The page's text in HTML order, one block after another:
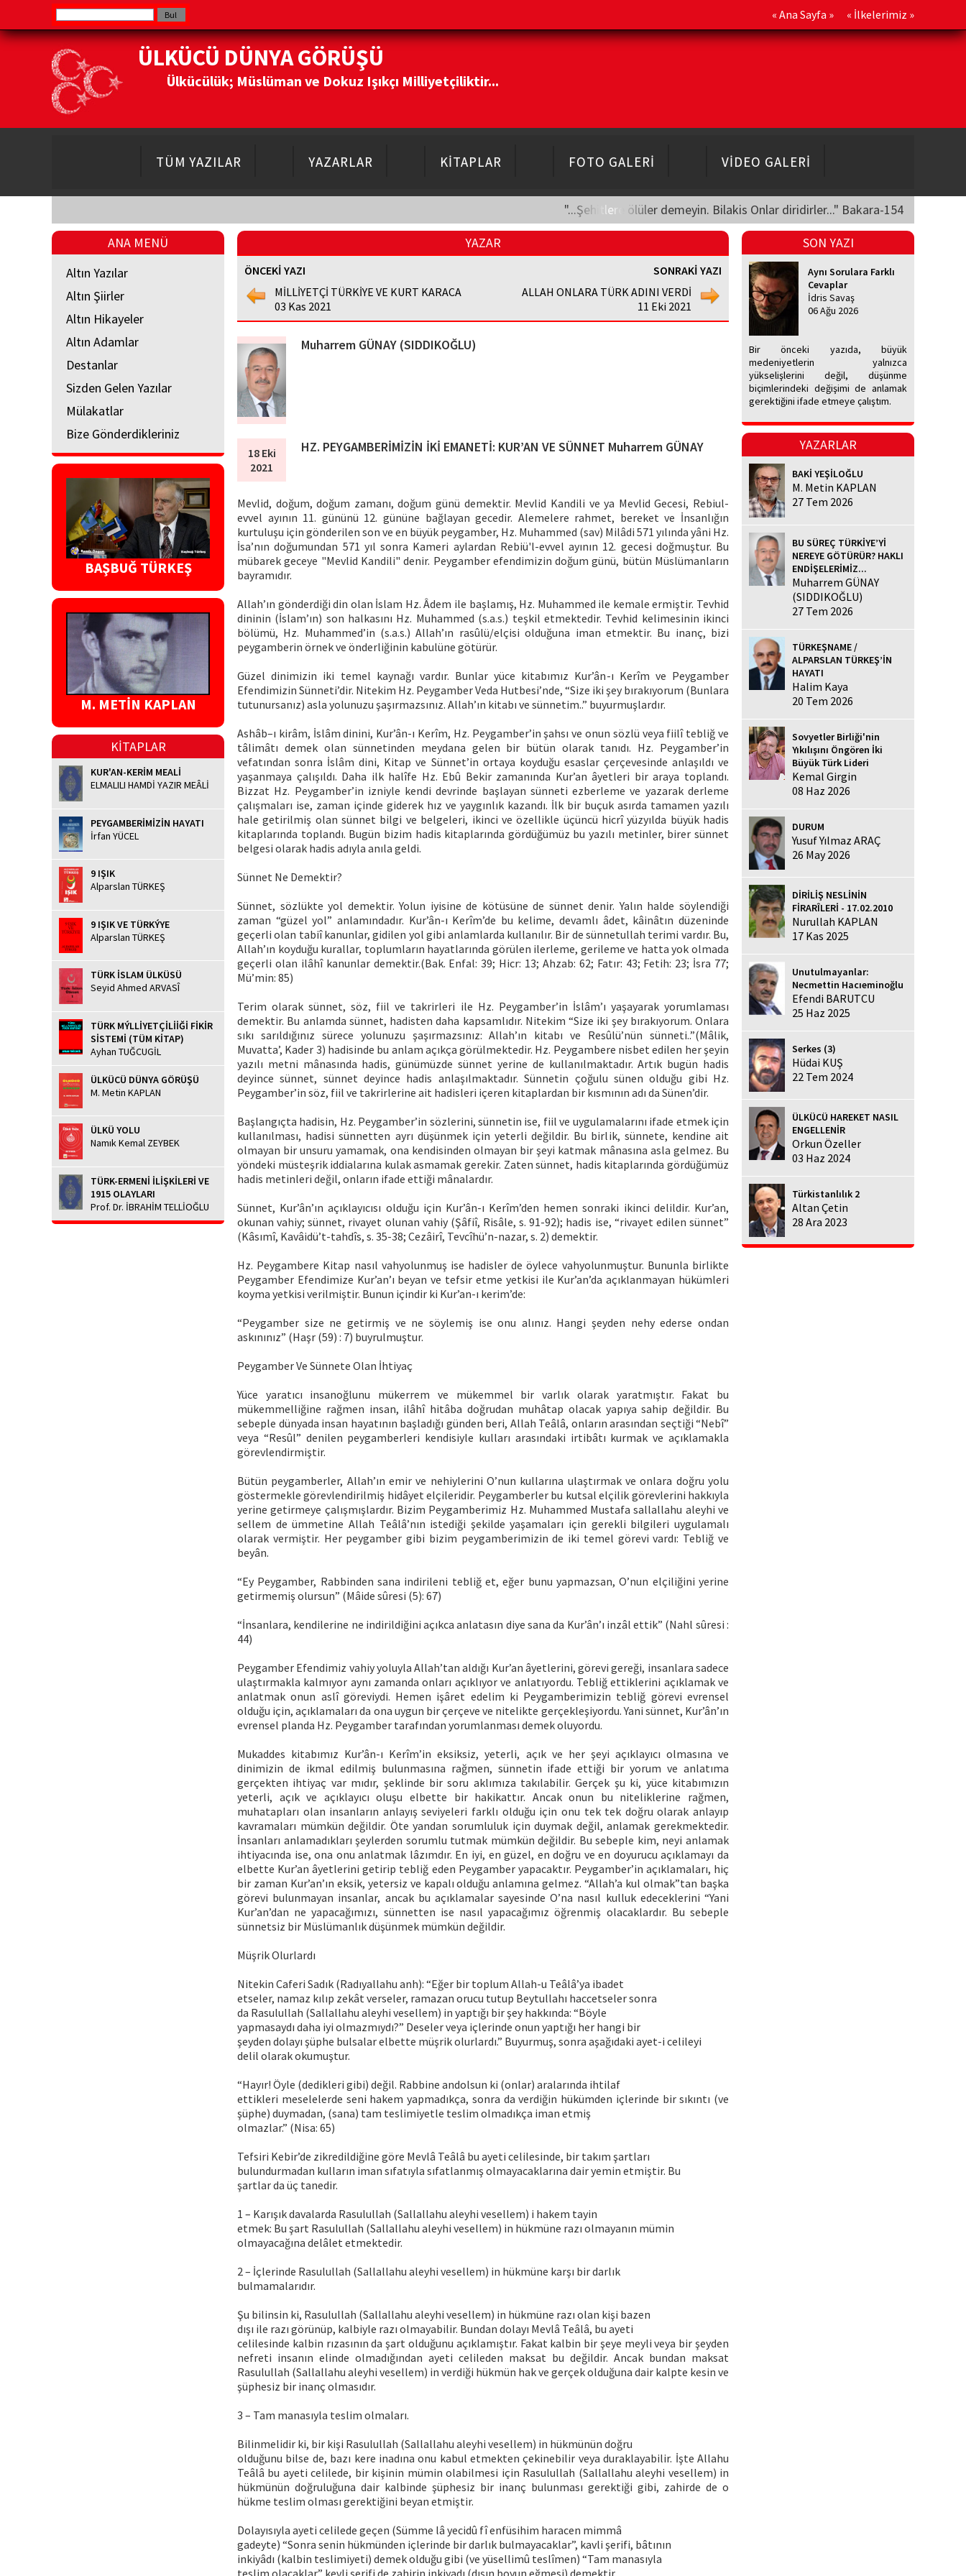
« Ana Sayfa » « İlkelerimiz »
ÜLKÜCÜ DÜNYA GÖRÜŞÜ
Ülkücülük; Müslüman ve Dokuz Işıkçı Milliyetçiliktir...
TÜM YAZILAR YAZARLAR KİTAPLAR FOTO GALERİ VİDEO GALERİ
"...Şehitlere ölüler demeyin. Bilakis Onlar diridirler..." Bakara-154
ANA MENÜ
Altın Yazılar
Altın Şiirler
Altın Hikayeler
Altın Adamlar
Destanlar
Sizden Gelen Yazılar
Mülakatlar
Bize Gönderdikleriniz
BAŞBUĞ TÜRKEŞ
M. METİN KAPLAN
KİTAPLAR
KUR'AN-KERİM MEALİ
ELMALILI HAMDİ YAZIR MEÂLİ
PEYGAMBERİMİZİN HAYATI
İrfan YÜCEL
9 IŞIK
Alparslan TÜRKEŞ
9 IŞIK VE TÜRKÝYE
Alparslan TÜRKEŞ
TÜRK İSLAM ÜLKÜSÜ
Seyid Ahmed ARVASÎ
TÜRK MÝLLİYETÇİLİİĞİ FİKİR
SİSTEMİ (TÜM KİTAP)
Ayhan TUĞCUGİL
ÜLKÜCÜ DÜNYA GÖRÜŞÜ
M. Metin KAPLAN
ÜLKÜ YOLU
Namık Kemal ZEYBEK
TÜRK-ERMENİ İLİŞKİLERİ VE
1915 OLAYLARI
Prof. Dr. İBRAHİM TELLİOĞLU
YAZAR
ÖNCEKİ YAZI
MİLLİYETÇİ TÜRKİYE VE KURT KARACA
03 Kas 2021
SONRAKİ YAZI
ALLAH ONLARA TÜRK ADINI VERDİ
11 Eki 2021
Muharrem GÜNAY (SIDDIKOĞLU)
18 Eki
2021
HZ. PEYGAMBERİMİZİN İKİ EMANETİ: KUR’AN VE SÜNNET Muharrem GÜNAY
Mevlid, doğum, doğum zamanı, doğum günü demektir. Mevlid Kandili ve ya Mevlid Gecesi, Rebiul-
evvel ayının 11. gününü 12. gününe bağlayan gecedir. Alemelere rahmet, bereket ve İnsanlığın
kurtuluşu için gönderilen son ve en büyük peygamber, Hz. Muhammed (sav) Milâdi 571 yılında yâni Hz.
İsa’nın doğumundan 571 yıl sonra Kameri aylardan Rebiü'l-evvel ayının 12. gecesi doğmuştur. Bu
mübarek geceye "Mevlid Kandili" denir. Peygamber efendimizin doğum günü, bütün Müslümanların
bayramıdır.
Allah’ın gönderdiği din olan İslam Hz. Âdem ile başlamış, Hz. Muhammed ile kemale ermiştir. Tevhid
dininin (İslam’ın) son halkasını Hz. Muhammed (s.a.s.) teşkil etmektedir. Tevhid kelimesinin ikinci
bölümü, Hz. Muhammed’in (s.a.s.) Allah’ın rasûlü/elçisi olduğuna iman etmektir. Bu inanç, bizi
peygamberin örnek ve önderliğinin kabulüne götürür.
Güzel dinimizin iki temel kaynağı vardır. Bunlar yüce kitabımız Kur’ân-ı Kerîm ve Peygamber
Efendimizin Sünneti’dir. Nitekim Hz. Peygamber Veda Hutbesi’nde, “Size iki şey bırakıyorum (Bunlara
tutunursanız) asla yolunuzu şaşırmazsınız. Allah’ın kitabı ve sünnetim..” buyurmuşlardır.
Ashâb–ı kirâm, İslâm dinini, Kur’ân-ı Kerîm, Hz. Peygamber’in şahsı ve onun sözlü veya fiilî tebliğ ve
tâlimâtı demek olan sünnetinden meydana gelen bir bütün olarak tanıdı. Hz. Peygamber’in
vefatından sonra İslâm dini, Kitap ve Sünnet’in ortaya koyduğu esaslar çerçevesinde anlaşıldı ve
yaşanmaya çalışıldı. Daha ilk halîfe Hz. Ebû Bekir zamanında Kur’an âyetleri bir araya toplandı.
Bizzat Hz. Peygamber’in izniyle kendi devrinde başlayan sünneti ezberleme ve yazarak derleme
çalışmaları ise, zaman içinde giderek hız ve yaygınlık kazandı. İlk bir buçuk asırda tamamen yazılı
hale getirilmiş olan sünnet bilgi ve belgeleri, ikinci ve özellikle üçüncü hicrî yüzyılda büyük hadis
kitaplarında toplandı. Bugün bizim hadis kitaplarında gördüğümüz bu yazılı metinler, birer sünnet
belgesi olarak hadis adıyla anıla geldi.
Sünnet Ne Demektir?
Sünnet, sözlükte yol demektir. Yolun iyisine de kötüsüne de sünnet denir. Yalın halde söylendiği
zaman “güzel yol” anlamındadır. Kur’ân-ı Kerîm’de bu kelime, devamlı âdet, kâinâtın düzeninde
geçerli olan tabiî kanunlar, gidilen yol gibi anlamlarda kullanılır. Bir de sünnetullah terimi vardır. Bu,
Allah’ın koyduğu kurallar, toplumların hayatlarında görülen ilerleme, gerileme ve hatta yok olmada
geçerli olan ilâhî kanunlar demektir.(Bak. Enfal: 39; Hicr: 13; Ahzab: 62; Fatır: 43; Fetih: 23; İsra 77;
Mü’min: 85)
Terim olarak sünnet, söz, fiil ve takrirleri ile Hz. Peygamber’in İslâm’ı yaşayarak yorumlaması
demektir. Bu anlamda sünnet, hadisten daha kapsamlıdır. Nitekim “Size iki şey bırakıyorum. Onlara
sıkı sarıldığınız sürece yolunuzu şaşırmazsınız: Allah’ın kitabı ve Resûlü’nün sünneti..”(Mâlik,
Muvatta’, Kader 3) hadisinde bu anlam açıkça görülmektedir. Hz. Peygambere nisbet edilen her şeyin
yazılı metni mânasında hadis, günümüzde sünnet yerine de kullanılmaktadır. Artık bugün hadis
deyince sünnet, sünnet deyince hadis anlaşılmaktadır. Sünnetin çoğulu sünen olduğu gibi Hz.
Peygamber’in söz, fiil ve takrirlerine ait hadisleri içeren kitaplardan bir kısmının adı da Sünen’dir.
Başlangıçta hadisin, Hz. Peygamber’in sözlerini, sünnetin ise, fiil ve uygulamalarını ifade etmek için
kullanılması, hadisi sünnetten ayrı düşünmek için yeterli değildir. Bu birlik, sünnete, kendine ait
olmayan bir unsuru yamamak, ona kendisinden olmayan bir şeyi katmak mânasına asla gelmez. Bu
yöndeki müsteşrik iddialarına kulak asmamak gerekir. Zaten sünnet, hadis kitaplarında gördüğümüz
hadis metinleri değil, onların ifade ettiği mânalardır.
Sünnet, Kur’ân’ın açıklayıcısı olduğu için Kur’ân-ı Kerîm’den hemen sonraki ikinci delildir. Kur’an,
okunan vahiy; sünnet, rivayet olunan vahiy (Şâfiî, Risâle, s. 91-92); hadis ise, “rivayet edilen sünnet”
(Kâsımî, Kavâidü’t-tahdîs, s. 35-38; Cezâirî, Tevcîhü’n-nazar, s. 2) demektir.
Hz. Peygambere Kitap nasıl vahyolunmuş ise hadisler de öylece vahyolunmuştur. Bununla birlikte
Peygamber Efendimize Kur’an’ı beyan ve tefsir etme yetkisi ile Kur’an’da açıklanmayan hükümleri
koyma yetkisi verilmiştir. Bunun içindir ki Kur’an-ı kerim’de:
“Peygamber size ne getirmiş ve ne söylemiş ise onu alınız. Hangi şeyden nehy ederse ondan
askınınız” (Haşr (59) : 7) buyrulmuştur.
Peygamber Ve Sünnete Olan İhtiyaç
Yüce yaratıcı insanoğlunu mükerrem ve mükemmel bir varlık olarak yaratmıştır. Fakat bu
mükemmelliğine rağmen insan, ilâhî hitâba doğrudan muhâtap olacak yapıya sahip değildir. Bu
sebeple dünyada insan hayatının başladığı günden beri, Allah Teâlâ, onların arasından seçtiği “Nebî”
veya “Resûl” denilen peygamberleri kendisiyle kulları arasındaki irtibâtı kurmak ve açıklamakla
görevlendirmiştir.
Bütün peygamberler, Allah’ın emir ve nehiylerini O’nun kullarına ulaştırmak ve onlara doğru yolu
göstermekle görevlendirilmiş hidâyet elçileridir. Peygamberler bu kutsal elçilik görevlerini hakkıyla
yerine getirmeye çalışmışlardır. Bizim Peygamberimiz Hz. Muhammed Mustafa sallallahu aleyhi ve
sellem de ümmetine Allah Teâlâ’nın istediği şekilde yaşamaları için gerekli bilgileri uygulamalı
olarak vermiştir. Her peygamber gibi bizim peygamberimizin de iki temel görevi vardı: Tebliğ ve
beyân.
“Ey Peygamber, Rabbinden sana indirileni tebliğ et, eğer bunu yapmazsan, O’nun elçiliğini yerine
getirmemiş olursun” (Mâide sûresi (5): 67)
“İnsanlara, kendilerine ne indirildiğini açıkca anlatasın diye sana da Kur’ân’ı inzâl ettik” (Nahl sûresi :
44)
Peygamber Efendimiz vahiy yoluyla Allah’tan aldığı Kur’an âyetlerini, görevi gereği, insanlara sadece
ulaştırmakla kalmıyor aynı zamanda onları açıklıyor ve anlatıyordu. Tebliğ ettiklerini açıklamak ve
anlatmak onun aslî göreviydi. Hemen işâret edelim ki Peygamberimizin tebliğ görevi evrensel
olduğu için, açıklamaları da ona uygun bir çerçeve ve nitelikte gerçekleşiyordu. Yani sünnet, Kur’ân’ın
evrensel planda Hz. Peygamber tarafından yorumlanması demek oluyordu.
Mukaddes kitabımız Kur’ân-ı Kerîm’in eksiksiz, yeterli, açık ve her şeyi açıklayıcı olmasına ve
dinimizin de ikmal edilmiş bulunmasına rağmen, sünnetin ifade ettiği bir yorum ve anlatıma
gerçekten ihtiyaç var mıdır, şeklinde bir soru aklımıza takılabilir. Gerçek şu ki, yüce kitabımızın
yeterli, açık ve açıklayıcı oluşu elbette bir hakikattır. Ancak onun bu niteliklerine rağmen,
muhatapları olan insanların anlayış seviyeleri farklı olduğu için onu tek tek doğru olarak anlayıp
kavramaları mümkün değildir. Öte yandan sorumluluk için duymak değil, anlamak gerekmektedir.
İnsanları anlamadıkları şeylerden sorumlu tutmak mümkün değildir. Bu sebeple kim, neyi anlamak
ihtiyacında ise, ona onu anlatmak lâzımdır. En iyi, en güzel, en doğru ve en doyurucu açıklamayı da
elbette Kur’an âyetlerini getirip tebliğ eden Peygamber yapacaktır. Peygamber’in açıklamaları, hiç
bir zaman Kur’an’ın eksik, yetersiz ve kapalı olduğu anlamına gelmez. “Allah’a kul olmak”tan başka
görevi bulunmayan insanlar, ancak bu açıklamalar sayesinde O’na nasıl kulluk edeceklerini “Yani
Kur’an’dan ne yapacağımızı, sünnetten ise nasıl yapacağımız öğrenmiş olacaklardır. Bu sebeple
sünnetsiz bir Müslümanlık düşünmek mümkün değildir.
Müşrik Olurlardı
Nitekin Caferi Sadık (Radıyallahu anh): “Eğer bir toplum Allah-u Teâlâ’ya ibadet
etseler, namaz kılıp zekât verseler, ramazan orucu tutup Beytullahı haccetseler sonra
da Rasulullah (Sallallahu aleyhi vesellem) in yaptığı bir şey hakkında: “Böyle
yapmasaydı daha iyi olmazmıydı?” Deseler veya içlerinde onun yaptığı her hangi bir
şeyden dolayı şüphe bulsalar elbette müşrik olurlardı.” Buyurmuş, sonra aşağıdaki ayet-i celileyi
delil olarak okumuştur.
“Hayır! Öyle (dedikleri gibi) değil. Rabbine andolsun ki (onlar) aralarında ihtilaf
ettikleri meselelerde seni hakem yapmadıkça, sonra da verdiğin hükümden içlerinde bir sıkıntı (ve
şüphe) duymadan, (sana) tam teslimiyetle teslim olmadıkça iman etmiş
olmazlar.” (Nisa: 65)
Tefsiri Kebir’de zikredildiğine göre Mevlâ Teâlâ bu ayeti celilesinde, bir takım şartları
bulundurmadan kulların iman sıfatıyla sıfatlanmış olmayacaklarına dair yemin etmiştir. Bu
şartlar da üç tanedir.
1 – Karışık davalarda Rasulullah (Sallallahu aleyhi vesellem) i hakem tayin
etmek: Bu şart Rasulullah (Sallallahu aleyhi vesellem) in hükmüne razı olmayanın mümin
olmayacağına delâlet etmektedir.
2 – İçlerinde Rasulullah (Sallallahu aleyhi vesellem) in hükmüne karşı bir darlık
bulmamalarıdır.
Şu bilinsin ki, Rasulullah (Sallallahu aleyhi vesellem) in hükmüne razı olan kişi bazen
dışı ile razı görünüp, kalbiyle razı olmayabilir. Bundan dolayı Mevlâ Teâlâ, bu ayeti
celilesinde kalbin rızasının da şart olduğunu açıklamıştır. Fakat kalbin bir şeye meyli veya bir şeyden
nefreti insanın elinde olmadığından ayeti celileden maksat bu değildir. Ancak bundan maksat
Rasulullah (Sallallahu aleyhi vesellem) in verdiği hükmün hak ve gerçek olduğuna dair kalpte kesin ve
şüphesiz bir inanç olmasıdır.
3 – Tam manasıyla teslim olmaları.
Bilinmelidir ki, bir kişi Rasulullah (Sallallahu aleyhi vesellem) in hükmünün doğru
olduğunu bilse de, bazı kere inadına onu kabul etmekten çekinebilir veya duraklayabilir. İşte Allahu
Teâlâ bu ayeti celilede, bir kişinin mümin olabilmesi için Rasulullah (Sallallahu aleyhi vesellem) in
hükmünün doğruluğuna dair kalbinde şüphesiz bir inanç bulunması gerektiği gibi, zahirde de o
hükme teslim olması gerektiğini beyan etmiştir.
Dolayısıyla ayeti celilede geçen (Sümme lâ yecidû fî enfüsihim haracen mimmâ
gadeyte) “Sonra senin hükmünden içlerinde bir darlık bulmayacaklar”, kavli şerifi, bâtının
inkiyâdı (kalbin teslimiyeti) demek olduğu gibi (ve yüsellimû teslîmen) “Tam manasıyla
SON YAZI
Aynı Sorulara Farklı
Cevaplar
İdris Savaş
06 Ağu 2026
Bir önceki yazıda, büyük
medeniyetlerin yalnızca
yükselişlerini değil, düşünme
biçimlerindeki değişimi de anlamak
gerektiğini ifade etmeye çalıştım.
YAZARLAR
BAKİ YEŞİLOĞLU
M. Metin KAPLAN
27 Tem 2026
BU SÜREÇ TÜRKİYE’Yİ
NEREYE GÖTÜRÜR? HAKLI
ENDİŞELERİMİZ...
Muharrem GÜNAY
(SIDDIKOĞLU)
27 Tem 2026
TÜRKEŞNAME /
ALPARSLAN TÜRKEŞ’İN
HAYATI
Halim Kaya
20 Tem 2026
Sovyetler Birliği'nin
Yıkılışını Öngören İki
Büyük Türk Lideri
Kemal Girgin
08 Haz 2026
DURUM
Yusuf Yılmaz ARAÇ
26 May 2026
DİRİLİŞ NESLİNİN
FİRARÎLERİ - 17.02.2010
Nurullah KAPLAN
17 Kas 2025
Unutulmayanlar:
Necmettin Hacıeminoğlu
Efendi BARUTCU
25 Haz 2025
Serkes (3)
Hüdai KUŞ
22 Tem 2024
ÜLKÜCÜ HAREKET NASIL
ENGELLENİR
Orkun Özeller
03 Haz 2024
Türkistanlılık 2
Altan Çetin
28 Ara 2023